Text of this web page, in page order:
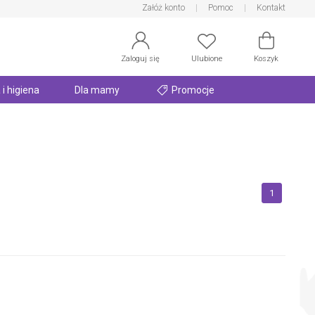
Załóż konto Pomoc Kontakt
Zaloguj się Ulubione Koszyk
i higiena Dla mamy Promocje
1